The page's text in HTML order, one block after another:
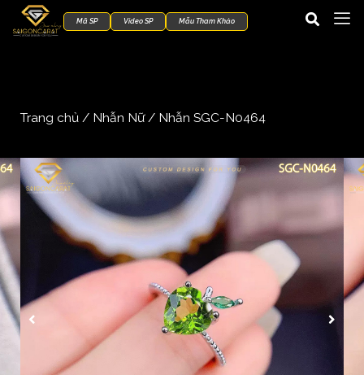
Mã SP Video SP Mẫu Tham Khảo
Trang chủ / Nhẫn Nữ/ Nhẫn SGC-N0464